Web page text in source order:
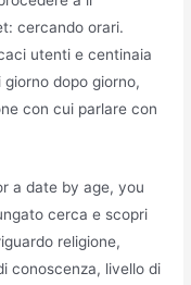
cercando orari.
utenti e centinaia
dopo giorno,
con cui parlare con
a date by age, you
cerca e scopri
religione,
conoscenza, livello di